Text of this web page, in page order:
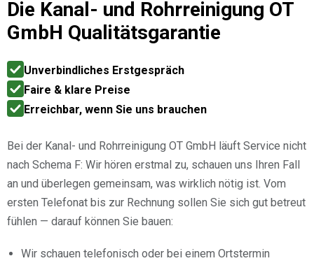
Die Kanal- und Rohrreinigung OT
GmbH Qualitätsgarantie
Unverbindliches Erstgespräch
Faire & klare Preise
Erreichbar, wenn Sie uns brauchen
Bei der Kanal- und Rohrreinigung OT GmbH läuft Service nicht
nach Schema F: Wir hören erstmal zu, schauen uns Ihren Fall
an und überlegen gemeinsam, was wirklich nötig ist. Vom
ersten Telefonat bis zur Rechnung sollen Sie sich gut betreut
fühlen — darauf können Sie bauen:
Wir schauen telefonisch oder bei einem Ortstermin